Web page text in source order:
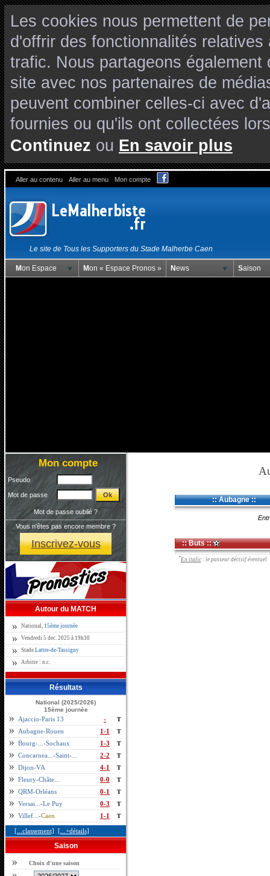
Les cookies nous permettent de
d'offrir des fonctionnalités
trafic. Nous partageons
site avec nos partenaires de
peuvent combiner celles-ci avec
fournies ou qu'ils ont collectées
Continuez ou En savoir plus
Aller au contenu Aller au menu Mon compte
Le site de Tous les Supporters du Stade Malherbe Caen
Mon Espace Mon « Espace Pronos » News Saison
Mon compte
Pseudo
Mot de passe
Mot de passe oublié ?
Vous n'êtes pas encore membre ?
Inscrivez-vous
Autour du MATCH
National, 15ème journèe
Vendredi 5 dec. 2025 à 19h30
Stade Lattre-de-Tassigny
Arbitre : n.c.
Résultats
National (2025/2026)
15ème journèe
Ajaccio-Paris 13 - T
Aubagne-Rouen 1-1 T
Bourg-...-Sochaux 1-3 T
Concarnea...-Saint-... 2-2 T
Dijon-VA 4-1 T
Fleury-Châte... 0-0 T
QRM-Orléans 0-1 T
Versai...-Le Puy 0-3 T
Villef...-Caen 1-1 T
[...classement] [...+détails]
Saison
Choix d'une saison
:: Aubagne ::
:: Buts ::
*En italic: le passeur décisif éventuel